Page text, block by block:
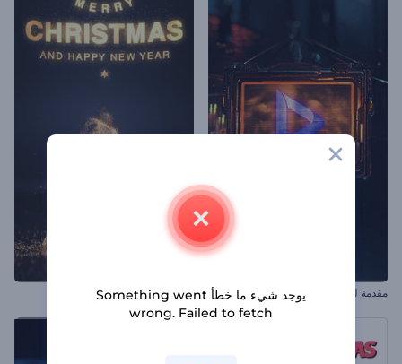
مقدمة لوحة إعلانية سايبربانك افتتاحية شجرة لامعة عملية
يوجد شيء ما خطأ Something went
wrong. Failed to fetch